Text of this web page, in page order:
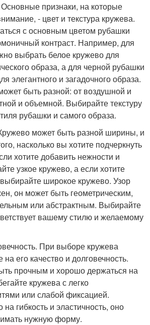
Основные признаки, на которые
- цвет и текстура кружева.
с основным цветом рубашки
контраст. Например, для
выбрать белое кружево для
образа, а для черной рубашки
элегантного и загадочного образа.
быть разной: от воздушной и
и объемной. Выбирайте текстуру
рубашки и самого образа.
может быть разной ширины, и
насколько вы хотите подчеркнуть
хотите добавить нежности и
узкое кружево, а если хотите
выбирайте широкое кружево. Узор
он может быть геометрическим,
или абстрактным. Выбирайте
вашему стилю и желаемому
При выборе кружева
его качество и долговечность.
прочным и хорошо держаться на
кружева с легко
или слабой фиксацией.
гибкость и эластичность, оно
нужную форму.